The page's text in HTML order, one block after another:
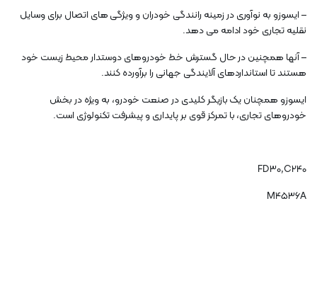
– ایسوزو به نوآوری در زمینه رانندگی خودران و ویژگی های اتصال برای وسایل
نقلیه تجاری خود ادامه می دهد.
– آنها همچنین در حال گسترش خط خودروهای دوستدار محیط زیست خود
هستند تا استانداردهای آلایندگی جهانی را برآورده کنند.
ایسوزو همچنان یک بازیگر کلیدی در صنعت خودرو، به ویژه در بخش
خودروهای تجاری، با تمرکز قوی بر پایداری و پیشرفت تکنولوژی است.
FD30,C240
M4536A